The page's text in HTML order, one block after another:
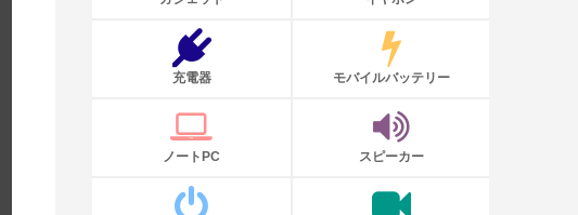
充電器 モバイルバッテリー
ノートPC スピーカー